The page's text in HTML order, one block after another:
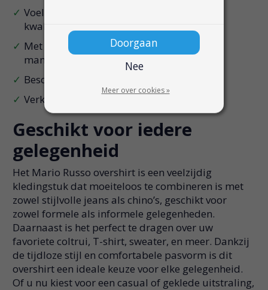
Voelt zijdezacht aan dankzij de Italiaanse
kwaliteit
Met een afsluitbare borstzak en verfijnde
manchetknopen
Beschikbaar in 3 verschillende kleuren
Verkrijgbaar in 5 maten: M t/m 3XL
Geschikt voor iedere
gelegenheid
Het Mario Russo overshirt is een veelzijdig
kledingstuk dat moeiteloos te combineren is met
zowel stijlvolle jeans als chino’s, geschikt voor
zowel formele als informele gelegenheden.
Daarnaast is het perfect te dragen over uw
favoriete coltrui, T-shirt, sweater, en meer. Dankzij
de tijdloze stijl en comfortabele pasvorm is dit
overshirt een ideale keuze voor elke gelegenheid.
Of u nu kiest voor een casual of geklede uitstraling,
Doorgaan
Nee
Meer over cookies »